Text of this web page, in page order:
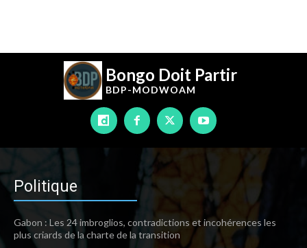
Bongo Doit Partir
BDP-MODWOAM
Politique
Gabon : Les 24 imbroglios, contradictions et incohérences les
plus criards de la charte de la transition